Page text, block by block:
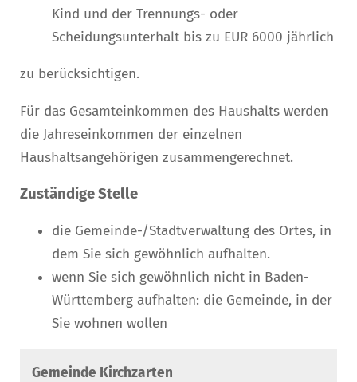
Kind und der Trennungs- oder
Scheidungsunterhalt bis zu EUR 6000 jährlich
zu berücksichtigen.
Für das Gesamteinkommen des Haushalts werden
die Jahreseinkommen der einzelnen
Haushaltsangehörigen zusammengerechnet.
Zuständige Stelle
die Gemeinde-/Stadtverwaltung des Ortes, in
dem Sie sich gewöhnlich aufhalten.
wenn Sie sich gewöhnlich nicht in Baden-
Württemberg aufhalten: die Gemeinde, in der
Sie wohnen wollen
Gemeinde Kirchzarten